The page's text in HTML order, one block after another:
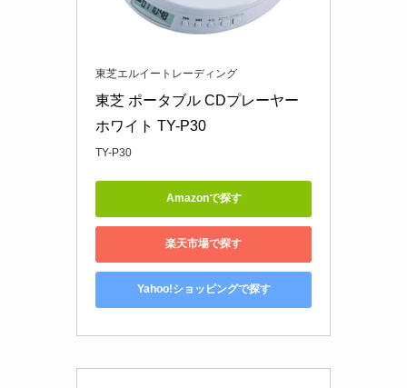
東芝エルイートレーディング
東芝 ポータブル CDプレーヤー
ホワイト TY-P30
TY-P30
Amazonで探す
楽天市場で探す
Yahoo!ショッピングで探す